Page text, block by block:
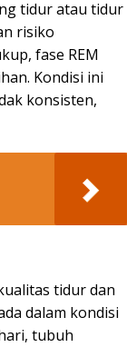
tidur atau tidur
risiko
fase REM
Kondisi ini
konsisten,
tidur dan
dalam kondisi
tubuh